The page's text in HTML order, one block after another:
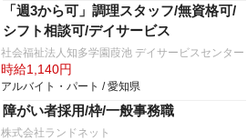
「週3から可」調理スタッフ/無資格可/
シフト相談可/デイサービス
社会福祉法人知多学園葭池 デイサービスセンター
時給1,140円
アルバイト・パート / 愛知県
障がい者採用/枠/一般事務職
株式会社ランドネット